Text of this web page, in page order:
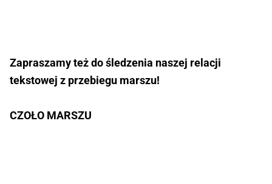
Zapraszamy też do śledzenia naszej relacji
tekstowej z przebiegu marszu!
CZOŁO MARSZU